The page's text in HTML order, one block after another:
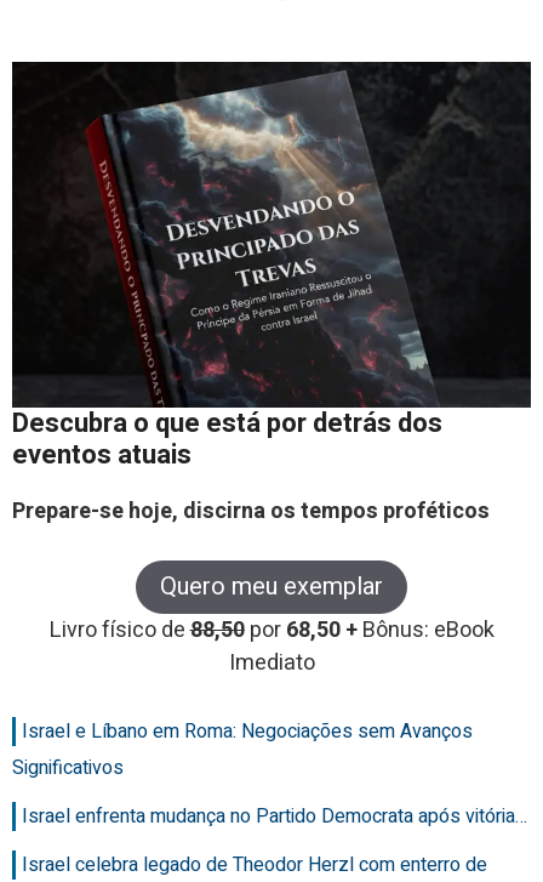
Descubra o que está por detrás dos
eventos atuais
Prepare-se hoje, discirna os tempos proféticos
Quero meu exemplar
Livro físico de88,50 por68,50 +Bônus: eBook
Imediato
Israel e Líbano em Roma: Negociações sem Avanços
Significativos
Israel enfrenta mudança no Partido Democrata após vitória…
Israel celebra legado de Theodor Herzl com enterro de